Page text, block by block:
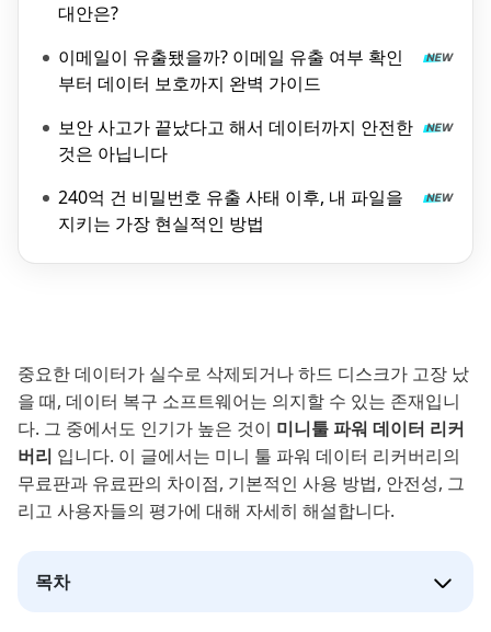
대안은?
이메일이 유출됐을까? 이메일 유출 여부 확인
부터 데이터 보호까지 완벽 가이드
보안 사고가 끝났다고 해서 데이터까지 안전한
것은 아닙니다
240억 건 비밀번호 유출 사태 이후, 내 파일을
지키는 가장 현실적인 방법
중요한 데이터가 실수로 삭제되거나 하드 디스크가 고장 났
을 때, 데이터 복구 소프트웨어는 의지할 수 있는 존재입니
다. 그 중에서도 인기가 높은 것이 미니툴 파워 데이터 리커
버리 입니다. 이 글에서는 미니 툴 파워 데이터 리커버리​의
무료판과 유료판의 차이점, 기본적인 사용 방법, 안전성, 그
리고 사용자들의 평가에 대해 자세히 해설합니다.
목차